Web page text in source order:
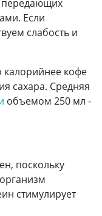
передающих
Если
слабость и
калорийнее кофе
сахара. Средняя
объемом 250 мл -
поскольку
стимулирует